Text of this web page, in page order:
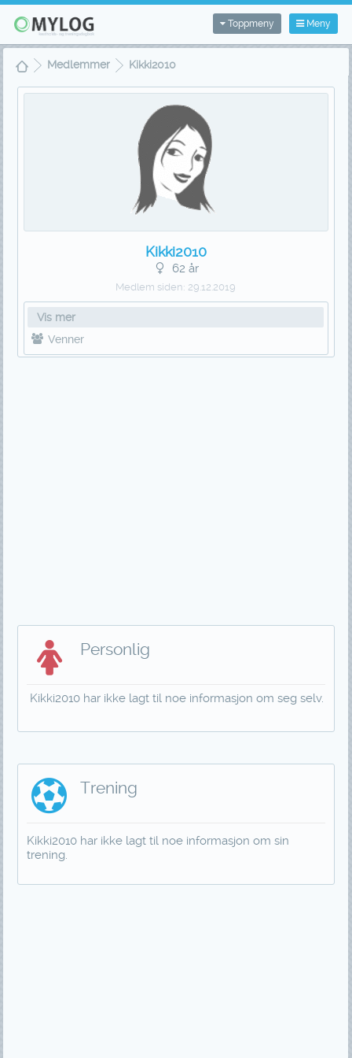
Meny
Toppmeny
Medlemmer Kikki2010
Kikki2010
62 år
Medlem siden: 29.12.2019
Vis mer
Venner
Personlig
Kikki2010 har ikke lagt til noe informasjon om seg selv.
Trening
Kikki2010 har ikke lagt til noe informasjon om sin
trening.